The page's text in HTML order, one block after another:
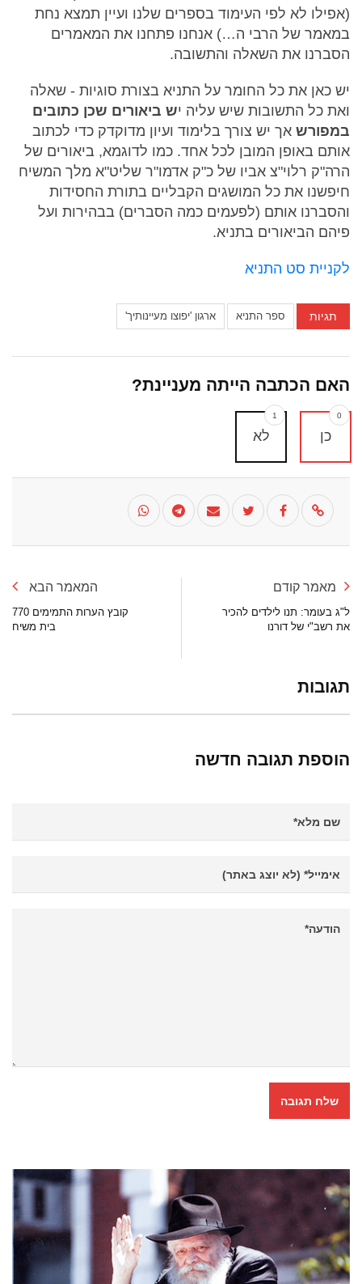
(אפילו לא לפי העימוד בספרים שלנו ועיין תמצא נחת
במאמר של הרבי ה…) אנחנו פתחנו את המאמרים
הסברנו את השאלה והתשובה.
יש כאן את כל החומר על התניא בצורת סוגיות - שאלה
ואת כל התשובות שיש עליה יש ביאורים שכן כתובים
במפורש אך יש צורך בלימוד ועיון מדוקדק כדי לכתוב
אותם באופן המובן לכל אחד. כמו לדוגמא, ביאורים של
הרה"ק רלוי"צ אביו של כ"ק אדמו"ר שליט"א מלך המשיח
חיפשנו את כל המושגים הקבליים בתורת החסידות
והסברנו אותם (לפעמים כמה הסברים) בבהירות ועל
פיהם הביאורים בתניא.
לקניית סט התניא
תגיות ספר התניא ארגון 'יפוצו מעיינותיך'
האם הכתבה הייתה מעניינת?
כן
0
לא
1
מאמר קודם
ל"ג בעומר: תנו לילדים להכיר
את רשב"י של דורנו
המאמר הבא
קובץ הערות התמימים 770
בית משיח
תגובות
הוספת תגובה חדשה